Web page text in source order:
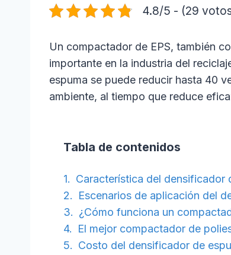
4.8/5 - (29
Un compactador de EPS, también
importante en la industria del
espuma se puede reducir hasta 40
ambiente, al tiempo que reduce
Tabla de contenidos
Característica del densificador
Escenarios de aplicación del
¿Cómo funciona un
El mejor compactador de
Costo del densificador de